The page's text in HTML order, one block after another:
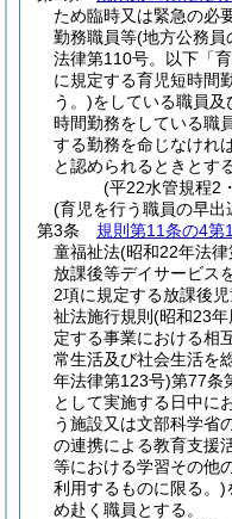
ため臨時又は緊急の必
勤務職員等(地方公務員
法律第110号。以下「
に規定する育児短時間
う。)をしている職員
時間勤務をしている職
する勤務を命じなけれ
と認められるときとする
(平22水管規程2
(育児を行う職員の早出
第3条
規則第11条の4第
童福祉法(昭和22年法
放課後等デイサービス
2項に規定する放課後
祉法施行規則 (昭和23
定する事業における相
常生活及び社会生活を
年法律第123号)第77条
として実施する日中に
う施設又は文部科学省
の連携による教育支援
等における学習その他
利用するものに限る。)
め赴く職員とする。